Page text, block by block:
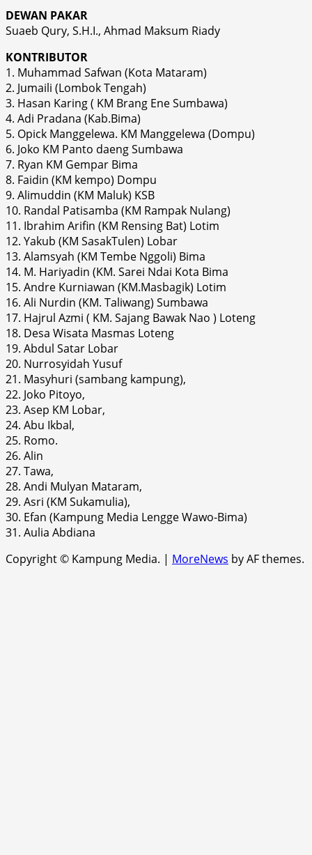
DEWAN PAKAR
Suaeb Qury, S.H.I., Ahmad Maksum Riady
KONTRIBUTOR
1. Muhammad Safwan (Kota Mataram)
2. Jumaili (Lombok Tengah)
3. Hasan Karing ( KM Brang Ene Sumbawa)
4. Adi Pradana (Kab.Bima)
5. Opick Manggelewa. KM Manggelewa (Dompu)
6. Joko KM Panto daeng Sumbawa
7. Ryan KM Gempar Bima
8. Faidin (KM kempo) Dompu
9. Alimuddin (KM Maluk) KSB
10. Randal Patisamba (KM Rampak Nulang)
11. Ibrahim Arifin (KM Rensing Bat) Lotim
12. Yakub (KM SasakTulen) Lobar
13. Alamsyah (KM Tembe Nggoli) Bima
14. M. Hariyadin (KM. Sarei Ndai Kota Bima
15. Andre Kurniawan (KM.Masbagik) Lotim
16. Ali Nurdin (KM. Taliwang) Sumbawa
17. Hajrul Azmi ( KM. Sajang Bawak Nao ) Loteng
18. Desa Wisata Masmas Loteng
19. Abdul Satar Lobar
20. Nurrosyidah Yusuf
21. Masyhuri (sambang kampung),
22. Joko Pitoyo,
23. Asep KM Lobar,
24. Abu Ikbal,
25. Romo.
26. Alin
27. Tawa,
28. Andi Mulyan Mataram,
29. Asri (KM Sukamulia),
30. Efan (Kampung Media Lengge Wawo-Bima)
31. Aulia Abdiana
Copyright © Kampung Media. | MoreNews by AF themes.